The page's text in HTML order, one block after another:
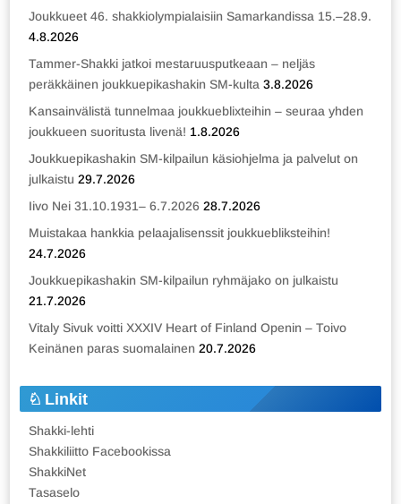
Joukkueet 46. shakkiolympialaisiin Samarkandissa 15.–28.9.
4.8.2026
Tammer-Shakki jatkoi mestaruusputkeaan – neljäs
peräkkäinen joukkuepikashakin SM-kulta 3.8.2026
Kansainvälistä tunnelmaa joukkueblixteihin – seuraa yhden
joukkueen suoritusta livenä! 1.8.2026
Joukkuepikashakin SM-kilpailun käsiohjelma ja palvelut on
julkaistu 29.7.2026
Iivo Nei 31.10.1931– 6.7.2026 28.7.2026
Muistakaa hankkia pelaajalisenssit joukkuebliksteihin!
24.7.2026
Joukkuepikashakin SM-kilpailun ryhmäjako on julkaistu
21.7.2026
Vitaly Sivuk voitti XXXIV Heart of Finland Openin – Toivo
Keinänen paras suomalainen 20.7.2026
Linkit
Shakki-lehti
Shakkiliitto Facebookissa
ShakkiNet
Tasaselo